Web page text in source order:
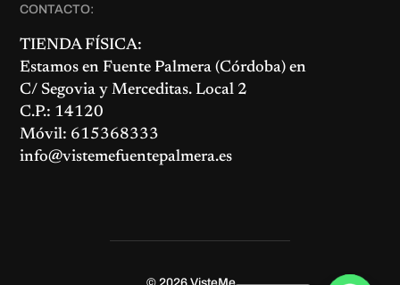
CONTACTO:
TIENDA FÍSICA:
Estamos enFuente Palmera (Córdoba) en
C/ Segovia y Merceditas. Local 2
C.P.: 14120
Móvil: 615368333
info@vistemefuentepalmera.es